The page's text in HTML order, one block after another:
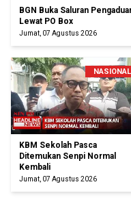
BGN Buka Saluran
Lewat PO Box
Jumat, 07 Agustus 2026
NASIONAL
KBM Sekolah Pasca
Ditemukan Senpi Normal
Kembali
Jumat, 07 Agustus 2026